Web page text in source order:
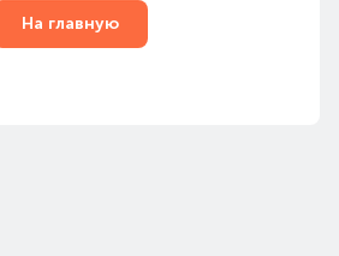
На главную